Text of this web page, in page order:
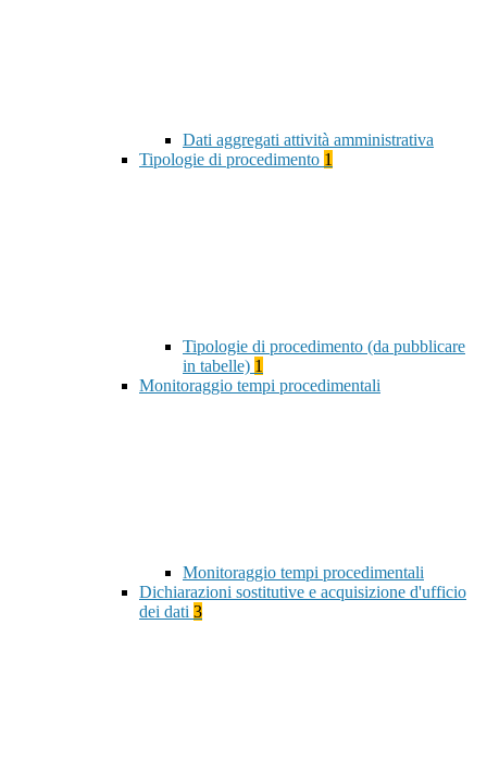
Dati aggregati attività amministrativa
Tipologie di procedimento 1
Tipologie di procedimento (da pubblicare
in tabelle) 1
Monitoraggio tempi procedimentali
Monitoraggio tempi procedimentali
Dichiarazioni sostitutive e acquisizione d'ufficio
dei dati 3